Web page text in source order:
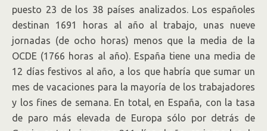
puesto 23 de los 38 países analizados. Los españoles
destinan 1691 horas al año al trabajo, unas nueve
jornadas (de ocho horas) menos que la media de la
OCDE (1766 horas al año). España tiene una media de
12 días festivos al año, a los que habría que sumar un
mes de vacaciones para la mayoría de los trabajadores
y los fines de semana. En total, en España, con la tasa
de paro más elevada de Europa sólo por detrás de